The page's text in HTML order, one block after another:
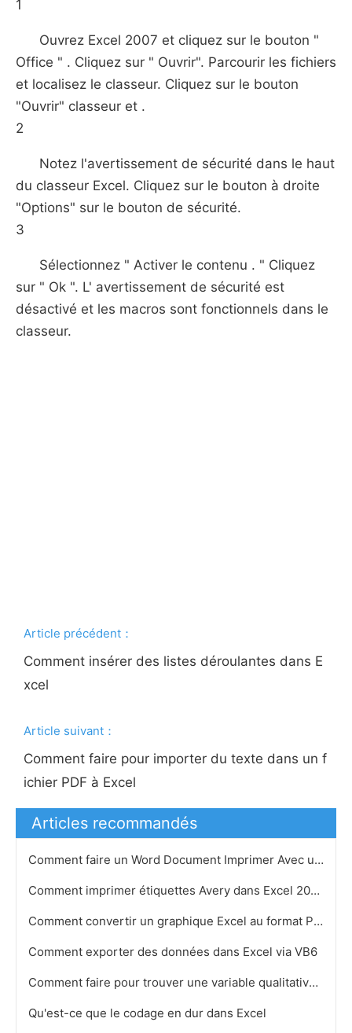
1
Ouvrez Excel 2007 et cliquez sur le bouton "
Office " . Cliquez sur " Ouvrir". Parcourir les fichiers
et localisez le classeur. Cliquez sur le bouton
"Ouvrir" classeur et .
2
Notez l'avertissement de sécurité dans le haut
du classeur Excel. Cliquez sur le bouton à droite
"Options" sur le bouton de sécurité.
3
Sélectionnez " Activer le contenu . " Cliquez
sur " Ok ". L' avertissement de sécurité est
désactivé et les macros sont fonctionnels dans le
classeur.
Article précédent：
Comment insérer des listes déroulantes dans E
xcel
Article suivant：
Comment faire pour importer du texte dans un f
ichier PDF à Excel
Articles recommandés
Comment faire un Word Document Imprimer Avec une feuille de calcul Excel
Comment imprimer étiquettes Avery dans Excel 2007
Comment convertir un graphique Excel au format PDF
Comment exporter des données dans Excel via VB6
Comment faire pour trouver une variable qualitative dans Excel
Qu'est-ce que le codage en dur dans Excel